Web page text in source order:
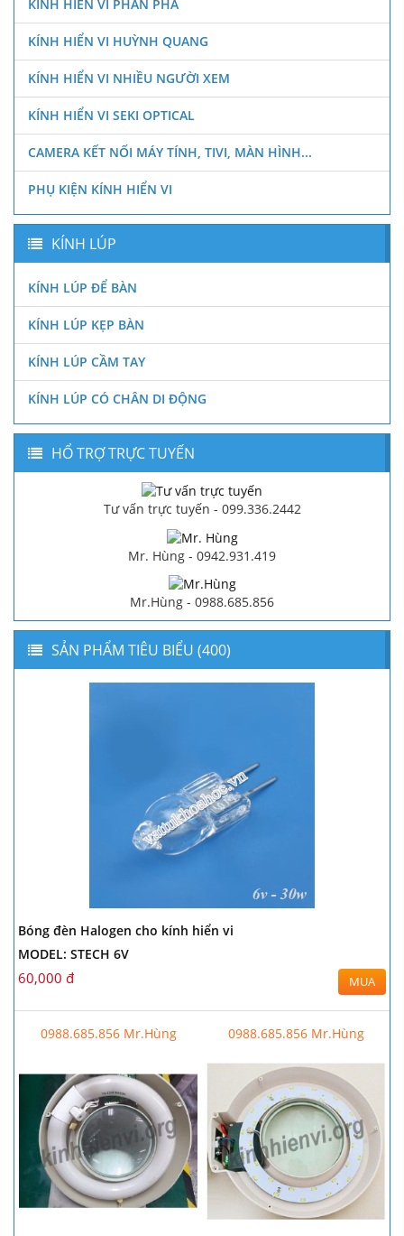
KÍNH HIÊN VI PHẢN PHA
KÍNH HIỂN VI HUỲNH QUANG
KÍNH HIỂN VI NHIỀU NGƯỜI XEM
KÍNH HIỂN VI SEKI OPTICAL
CAMERA KẾT NỐI MÁY TÍNH, TIVI, MÀN HÌNH...
PHỤ KIỆN KÍNH HIỂN VI
KÍNH LÚP
KÍNH LÚP ĐỂ BÀN
KÍNH LÚP KẸP BÀN
KÍNH LÚP CẦM TAY
KÍNH LÚP CÓ CHÂN DI ĐỘNG
HỔ TRỢ TRỰC TUYẾN
Tư vấn trực tuyến - 099.336.2442
Mr. Hùng - 0942.931.419
Mr.Hùng - 0988.685.856
SẢN PHẨM TIÊU BIỂU (400)
Bóng đèn Halogen cho kính hiển vi
MODEL: STECH 6V
60,000 đ MUA
0988.685.856 Mr.Hùng 0988.685.856 Mr.Hùng